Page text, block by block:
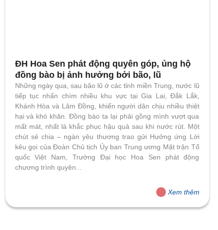
ĐH Hoa Sen phát động quyên góp, ủng hộ
đồng bào bị ảnh hưởng bởi bão, lũ
Những ngày qua, sau bão lũ ở các tỉnh miền Trung, nước lũ
tiếp tục nhấn chìm nhiều khu vực tại Gia Lai, Đắk Lắk,
Khánh Hòa và Lâm Đồng, khiến người dân chịu nhiều thiệt
hại và khó khăn. Đồng bào ta lại phải gồng mình vượt qua
mất mát, nhất là khắc phục hậu quả sau khi nước rút. Một
chút sẻ chia – ngàn yêu thương trao gửi Hưởng ứng Lời
kêu gọi của Đoàn Chủ tịch Ủy ban Trung ương Mặt trận Tổ
quốc Việt Nam, Trường Đại học Hoa Sen phát động
chương trình quyên...
Xem thêm